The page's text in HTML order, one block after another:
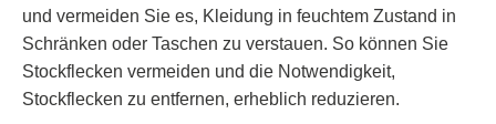
und vermeiden Sie es, Kleidung in feuchtem Zustand in
Schränken oder Taschen zu verstauen. So können Sie
Stockflecken vermeiden und die Notwendigkeit,
Stockflecken zu entfernen, erheblich reduzieren.